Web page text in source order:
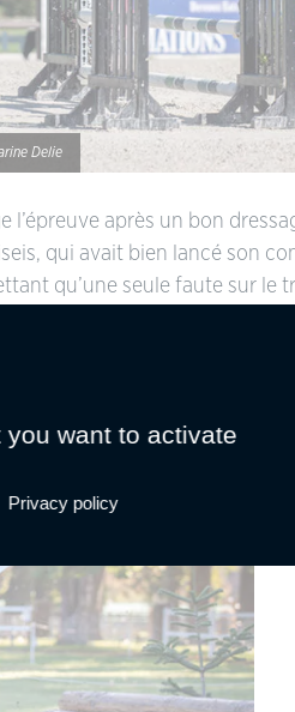
Delie
après un bon
qui avait bien lancé son
qu’une seule faute sur le
want to activate
Privacy policy